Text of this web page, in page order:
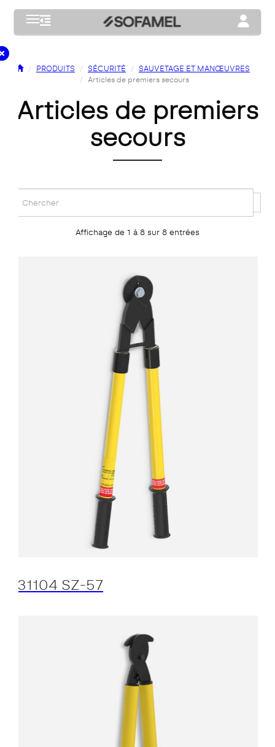
Toggle navigation Toggle
PRODUITS SÉCURITÉ
SAUVETAGE ET MANŒUVRES
Articles de premiers secours
articles de premiers
secours
Affichage de 1 à 8 sur 8 entrées
31104 SZ-57